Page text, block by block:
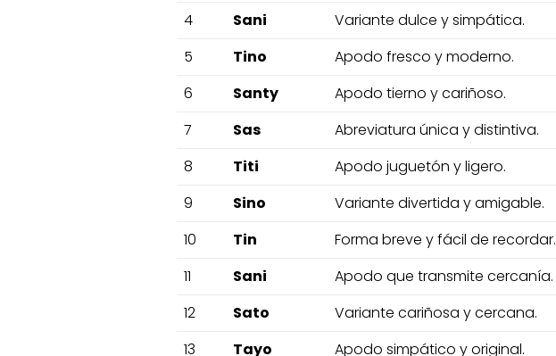
4
Sani
Variante dulce y simpática.
5
Tino
Apodo fresco y moderno.
6
Santy
Apodo tierno y cariñoso.
7
Sas
Abreviatura única y distintiva.
8
Titi
Apodo juguetón y ligero.
9
Sino
Variante divertida y amigable.
10
Tin
Forma breve y fácil de recordar.
11
Sani
Apodo que transmite cercanía.
12
Sato
Variante cariñosa y cercana.
13
Tayo
Apodo simpático y original.